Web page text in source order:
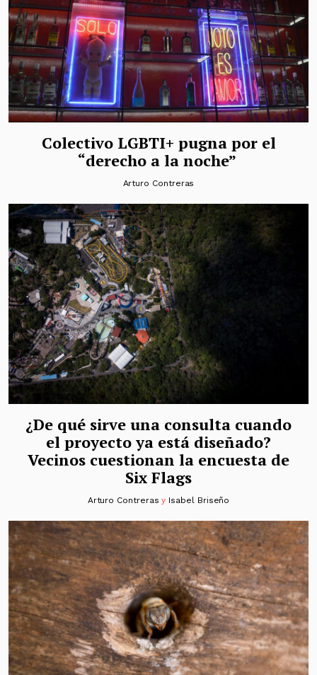
Colectivo LGBTI+ pugna por el
“derecho a la noche”
Arturo Contreras
¿De qué sirve una consulta cuando
el proyecto ya está diseñado?
Vecinos cuestionan la encuesta de
Six Flags
Arturo Contreras y Isabel Briseño